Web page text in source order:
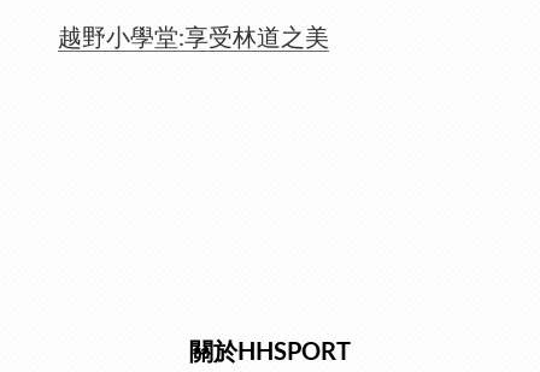
越野小學堂:享受林道之美
關於HHSPORT